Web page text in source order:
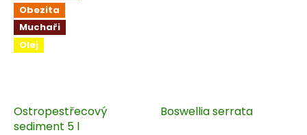
Obezita
Muchaři
Olej
Ostropestřecový
sediment 5 l
Boswellia serrata